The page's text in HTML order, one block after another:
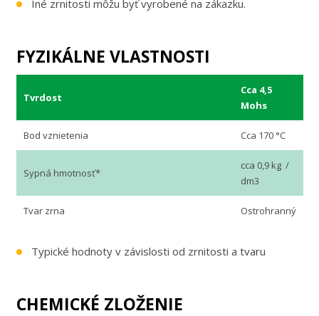
Iné zrnitosti môžu byť vyrobené na zákazku.
FYZIKÁLNE VLASTNOSTI
Tvrdost
Cca 4,5
Mohs
Bod vznietenia Cca 170 °C
Sypná hmotnosť*
cca 0,9 kg /
dm3
Tvar zrna Ostrohranný
Typické hodnoty v závislosti od zrnitosti a tvaru
CHEMICKÉ ZLOŽENIE